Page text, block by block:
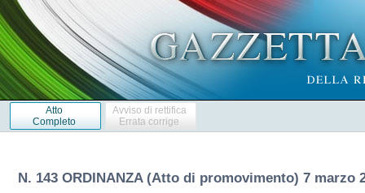
Atto
Completo
Avviso di rettifica
Errata corrige
N. 143 ORDINANZA (Atto di promovimento) 7 marzo